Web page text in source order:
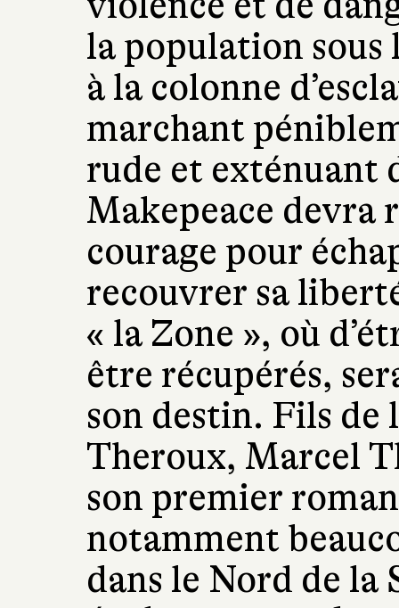
la population sous
à la colonne
marchant
rude et exténuant
Makepeace devra
courage pour
recouvrer sa
« la Zone », où
être récupérés,
son destin. Fils de
Theroux, Marcel
son premier
notamment
dans le Nord de la